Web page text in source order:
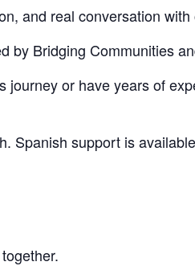
and real conversation
by Bridging Communities
journey or have years of
Spanish support is